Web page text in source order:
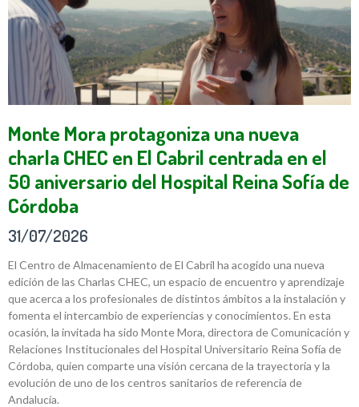
Monte Mora protagoniza una nueva
charla CHEC en El Cabril centrada en el
50 aniversario del Hospital Reina Sofía de
Córdoba
31/07/2026
El Centro de Almacenamiento de El Cabril ha acogido una nueva
edición de las Charlas CHEC, un espacio de encuentro y aprendizaje
que acerca a los profesionales de distintos ámbitos a la instalación y
fomenta el intercambio de experiencias y conocimientos. En esta
ocasión, la invitada ha sido Monte Mora, directora de Comunicación y
Relaciones Institucionales del Hospital Universitario Reina Sofía de
Córdoba, quien comparte una visión cercana de la trayectoria y la
evolución de uno de los centros sanitarios de referencia de
Andalucía.